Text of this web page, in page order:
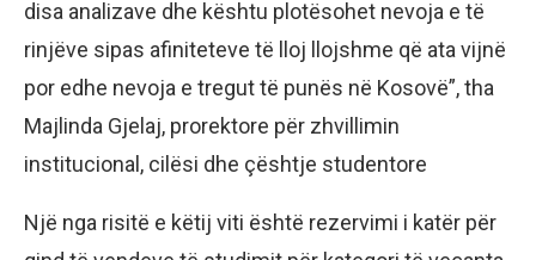
disa analizave dhe kështu plotësohet nevoja e të
rinjëve sipas afiniteteve të lloj llojshme që ata vijnë
por edhe nevoja e tregut të punës në Kosovë”, tha
Majlinda Gjelaj, prorektore për zhvillimin
institucional, cilësi dhe çështje studentore
Një nga risitë e këtij viti është rezervimi i katër për